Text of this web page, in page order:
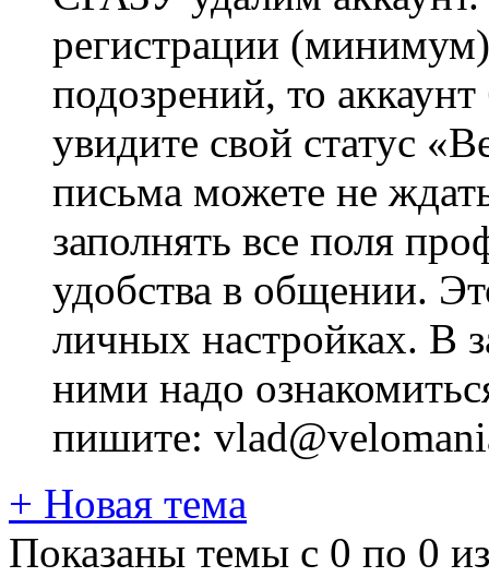
регистрации
подозрений, то
увидите свой статус
письма можете не
заполнять все поля
удобства в общении.
личных настройках. В
ними надо
пишите:
+ Новая тема
Показаны темы с 0 по 0